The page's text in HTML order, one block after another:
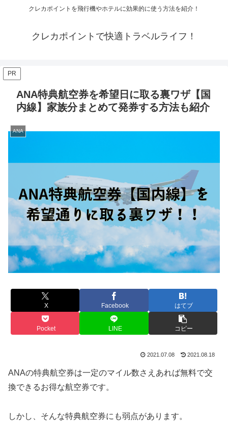
クレカポイントを飛行機やホテルに効果的に使う方法を紹介！
クレカポイントで快適トラベルライフ！
PR
ANA特典航空券を希望日に取る裏ワザ【国
内線】家族分まとめて発券する方法も紹介
ANA
X Facebook はてブ
Pocket LINE コピー
2021.07.08 2021.08.18
ANAの特典航空券は一定のマイル数さえあれば無料で交
換できるお得な航空券です。
しかし、そんな特典航空券にも弱点があります。